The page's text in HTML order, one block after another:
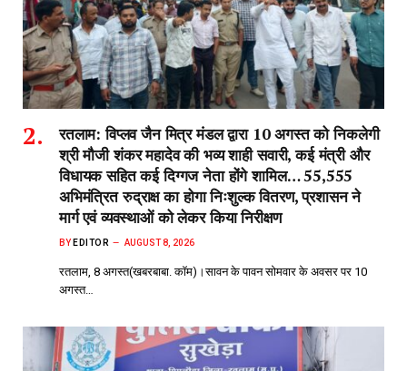
रतलाम: विप्लव जैन मित्र मंडल द्वारा 10 अगस्त को निकलेगी
श्री मौजी शंकर महादेव की भव्य शाही सवारी, कई मंत्री और
विधायक सहित कई दिग्गज नेता होंगे शामिल… 55,555
अभिमंत्रित रुद्राक्ष का होगा निःशुल्क वितरण, प्रशासन ने
मार्ग एवं व्यवस्थाओं को लेकर किया निरीक्षण
BY EDITOR AUGUST 8, 2026
रतलाम, 8 अगस्त(खबरबाबा. कॉम)।सावन के पावन सोमवार के अवसर पर 10
अगस्त…